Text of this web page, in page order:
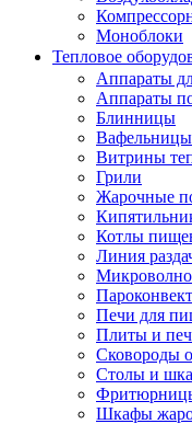
Моноблоки
Тепловое
Аппараты
Аппараты
Блинницы
Вафельницы
Витрины
Грили
Жарочные
Котлы
Линия
Печи для
Плиты и
Сковороды
Столы и
Шкафы